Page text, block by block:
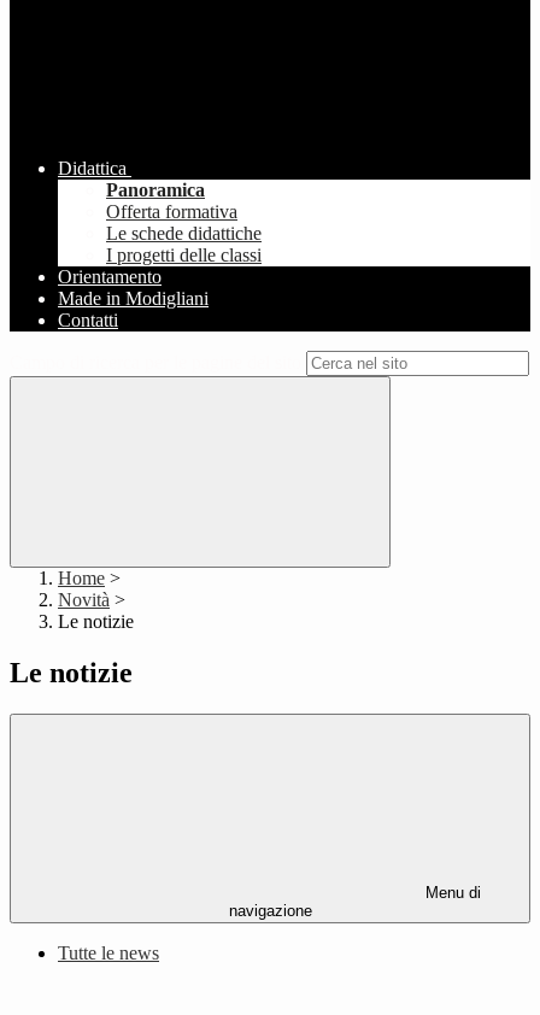
Didattica
Panoramica
Offerta formativa
Le schede didattiche
I progetti delle classi
Orientamento
Made in Modigliani
Contatti
Home >
Novità >
Le notizie
Le notizie
Menu di
navigazione
Tutte le news